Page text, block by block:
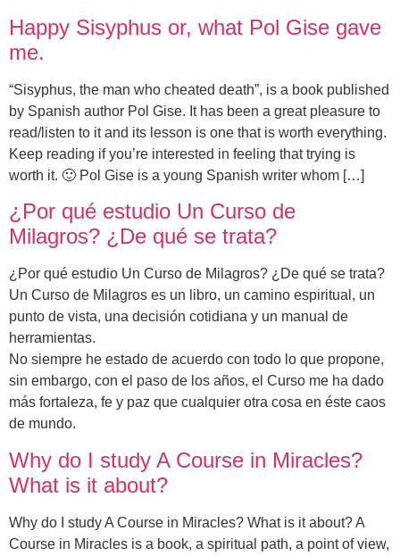
Happy Sisyphus or, what Pol Gise gave
me.
“Sisyphus, the man who cheated death”, is a book published
by Spanish author Pol Gise. It has been a great pleasure to
read/listen to it and its lesson is one that is worth everything.
Keep reading if you’re interested in feeling that trying is
worth it. 🙂 Pol Gise is a young Spanish writer whom […]
¿Por qué estudio Un Curso de
Milagros? ¿De qué se trata?
¿Por qué estudio Un Curso de Milagros? ¿De qué se trata?
Un Curso de Milagros es un libro, un camino espiritual, un
punto de vista, una decisión cotidiana y un manual de
herramientas.
No siempre he estado de acuerdo con todo lo que propone,
sin embargo, con el paso de los años, el Curso me ha dado
más fortaleza, fe y paz que cualquier otra cosa en éste caos
de mundo.
Why do I study A Course in Miracles?
What is it about?
Why do I study A Course in Miracles? What is it about? A
Course in Miracles is a book, a spiritual path, a point of view,